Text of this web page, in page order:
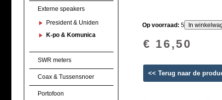
Externe speakers
President & Uniden
K-po & Komunica
SWR meters
Coax & Tussensnoer
Portofoon
Op voorraad: 5
€ 16,50
<< Terug naar de